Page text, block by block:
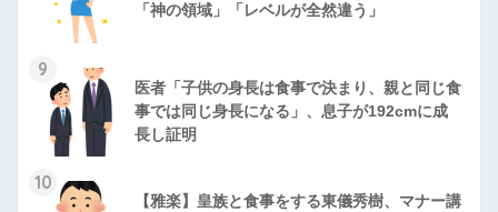
「神の領域」「レベルが全然違う」
9
医者「子供の身長は食事で決まり、親と同じ食
事では同じ身長になる」、息子が192cmに成
長し証明
10
【雅楽】皇族と食事をする東儀秀樹、マナー講